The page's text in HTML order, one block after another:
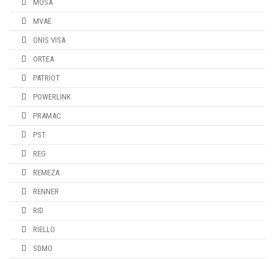
MOSA
MVAE
ONIS VISA
ORTEA
PATRIOT
POWERLINK
PRAMAC
PST
REG
REMEZA
RENNER
RID
RIELLO
SDMO